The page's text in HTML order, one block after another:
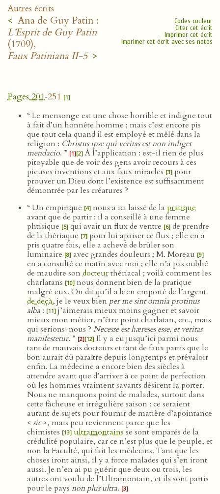
Autres écrits
< Ana de Guy Patin :
L’Esprit de Guy Patin
(1709),
Faux Patiniana II-5 >
Codes couleur
Citer cet écrit
Imprimer cet écrit
Imprimer cet écrit avec ses notes
Pages 201‑251 [1]
“ Le mensonge est une chose horrible et indigne tout
à fait d’un honnête homme ; mais c’est encore pis
que tout cela quand il est employé et mêlé dans la
religion : Christus ipse qui veritas est non indiget
mendacio. ” [1][2] À l’application : est-il rien de plus
pitoyable que de voir des gens avoir recours à ces
pieuses inventions et aux faux miracles [3] pour
prouver un Dieu dont l’existence est suffisamment
démontrée par les créatures ?
“ Un empirique [4] nous a ici laissé de la pratique
avant que de partir : il a conseillé à une femme
phtisique [5] qui avait un flux de ventre [6] de prendre
de la thériaque [7] pour lui apaiser ce flux ; elle en a
pris quatre fois, elle a achevé de brûler son
luminaire [8] avec grandes douleurs ; M. Moreau [9]
en a consulté ce matin avec moi ; elle n’a pas oublié
de maudire son docteurthériacal ; voilà comment les
charlatans [10] nous donnent bien de la pratique
malgré eux. On dit qu’il a bien emporté de l’argent
de deçà, je le veux bien per me sint omnia protinus
alba : [11] j’aimerais mieux moins gagner et savoir
mieux mon métier, n’être point charlatan, etc., mais
qui serions-nous ? Necesse est hæreses esse, et veritas
manifestetur. ” [2][12] Il y a eu jusqu’ici parmi nous
tant de mauvais docteurs et tant de faux partis que le
bon aurait dû paraître depuis longtemps et prévaloir
enfin. La médecine a encore bien des siècles à
attendre avant que d’arriver à ce point de perfection
où les hommes vraiment savants désirent la porter.
Nous ne manquons point de malades, surtout dans
cette fâcheuse et irrégulière saison : ce seraient
autant de sujets pour fournir de matière d’apointance
< sic>, mais peu reviennent parce que les
chimistes [13] ultramontains se sont emparés de la
crédulité populaire, car ce n’est plus que le peuple, et
non la Faculté, qui fait les médecins. Tant que les
choses iront ainsi, il y a force malades qui s’en iront
aussi. Je n’en ai pu guérir que deux ou trois, les
autres ont voulu de l’Ultramontain, et ils sont partis
pour le pays non plus ultra. [3]